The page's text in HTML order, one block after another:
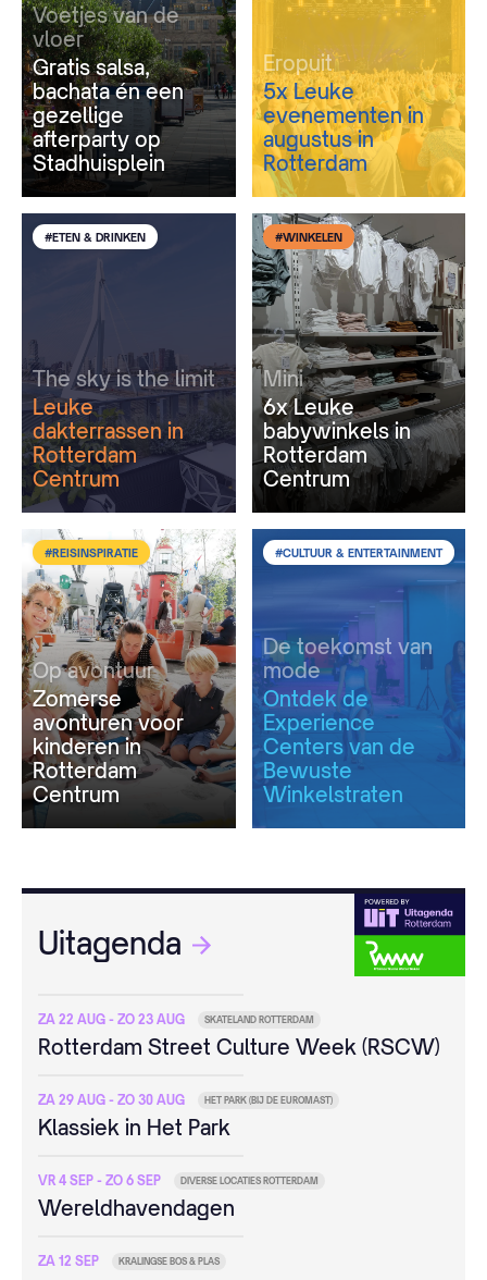
Voetjes van de
vloer
Gratis salsa,
bachata én een
gezellige
afterparty op
Stadhuisplein
Eropuit
5x Leuke
evenementen in
augustus in
Rotterdam
#ETEN & DRINKEN
The sky is the limit
Leuke
dakterrassen in
Rotterdam
Centrum
#WINKELEN
Mini
6x Leuke
babywinkels in
Rotterdam
Centrum
#REISINSPIRATIE
Op avontuur
Zomerse
avonturen voor
kinderen in
Rotterdam
Centrum
#CULTUUR & ENTERTAINMENT
De toekomst van
mode
Ontdek de
Experience
Centers van de
Bewuste
Winkelstraten
Uitagenda
ZA 22 AUG - ZO 23 AUG SKATELAND ROTTERDAM
Rotterdam Street Culture Week (RSCW)
ZA 29 AUG - ZO 30 AUG HET PARK (BIJ DE EUROMAST)
Klassiek in Het Park
VR 4 SEP - ZO 6 SEP DIVERSE LOCATIES ROTTERDAM
Wereldhavendagen
ZA 12 SEP KRALINGSE BOS & PLAS